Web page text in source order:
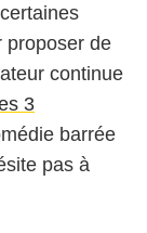
proposer de
continue
3
barrée
pas à